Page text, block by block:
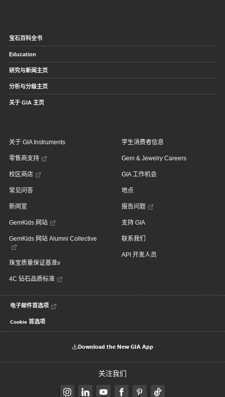
宝石百科全书
Education
研究与新闻主页
分析与分级主页
关于 GIA 主页
关于 GIA Instruments
零售商支持
校区商店
常见问答
新闻室
GemKids 网站
GemKids 网站 Alumni Collective
珠宝质量保证基准v
4C 钻石品质标准
学生消费者信息
Gem & Jewelry Careers
GIA 工作机会
地点
报告问题
支持 GIA
联系我们
API 开发人员
电子邮件首选项
Cookie 首选项
Download the New GIA App
关注我们